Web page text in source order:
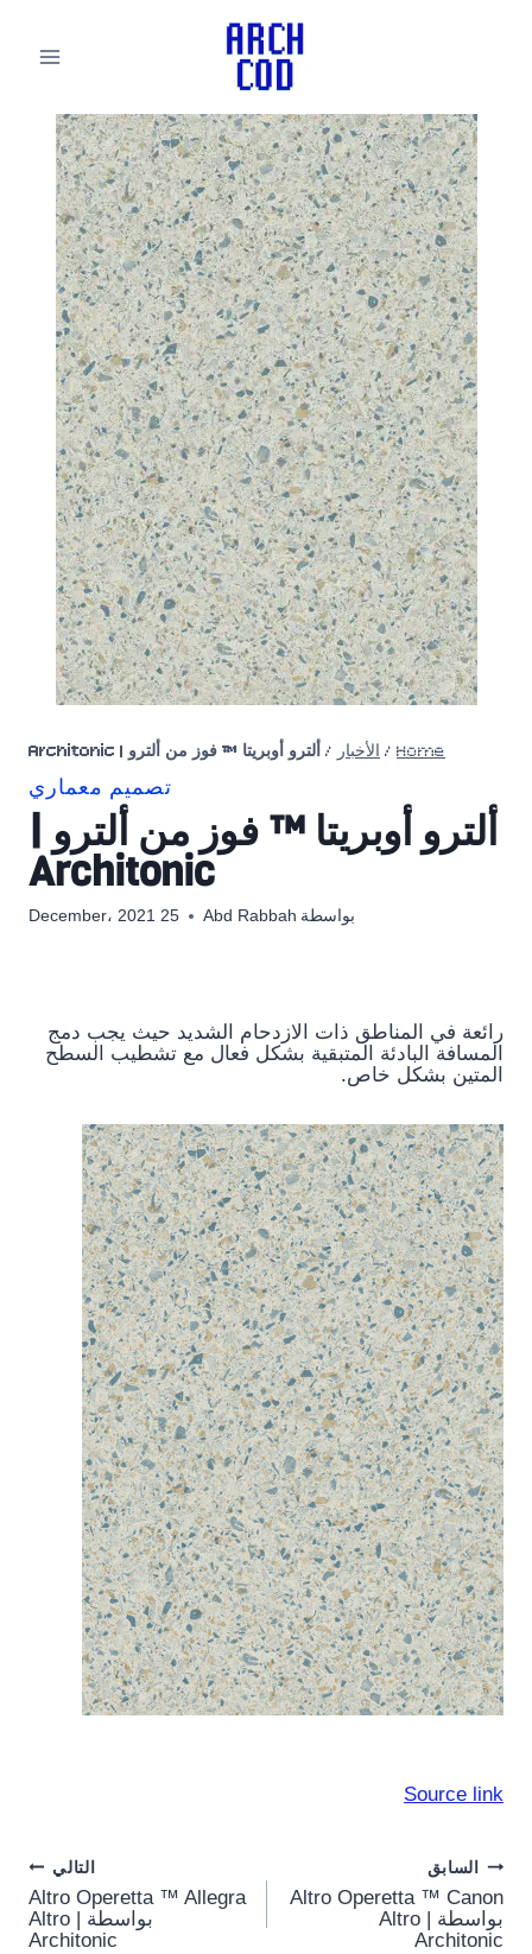
Home
/ الأخبار / ألترو أوبريتا ™ فوز من ألترو | Architonic
تصميم معماري
ألترو أوبريتا ™ فوز من ألترو |
Architonic
بواسطة Abd Rabbah 25 December، 2021
رائعة في المناطق ذات الازدحام الشديد حيث يجب دمج
المسافة البادئة المتبقية بشكل فعال مع تشطيب السطح
المتين بشكل خاص.
Source link
Post
navigation
السابق
Altro Operetta ™ Canon
بواسطة Altro |
Architonic
التالي
Altro Operetta ™ Allegra
بواسطة Altro |
Architonic